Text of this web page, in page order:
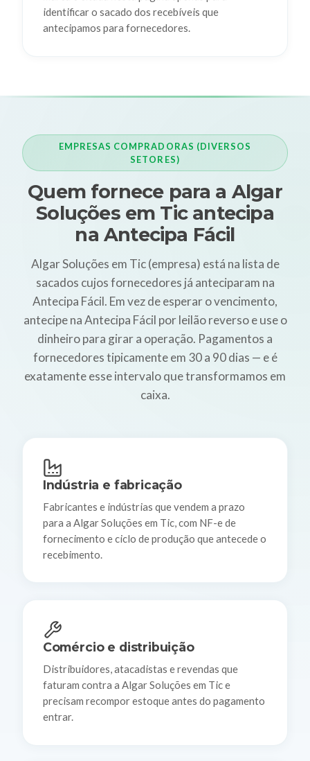
identificar o sacado dos recebíveis que
antecipamos para fornecedores.
EMPRESAS COMPRADORAS (DIVERSOS
SETORES)
Quem fornece para a Algar
Soluções em Tic antecipa
na Antecipa Fácil
Algar Soluções em Tic (empresa) está na lista de
sacados cujos fornecedores já anteciparam na
Antecipa Fácil. Em vez de esperar o vencimento,
antecipe na Antecipa Fácil por leilão reverso e use o
dinheiro para girar a operação. Pagamentos a
fornecedores tipicamente em 30 a 90 dias — e é
exatamente esse intervalo que transformamos em
caixa.
Indústria e fabricação
Fabricantes e indústrias que vendem a prazo
para a Algar Soluções em Tic, com NF-e de
fornecimento e ciclo de produção que antecede o
recebimento.
Comércio e distribuição
Distribuidores, atacadistas e revendas que
faturam contra a Algar Soluções em Tic e
precisam recompor estoque antes do pagamento
entrar.